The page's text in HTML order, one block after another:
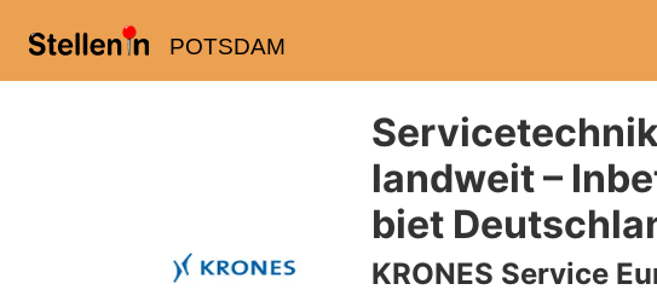
POTSDAM
landweit –
biet
KRONES Service